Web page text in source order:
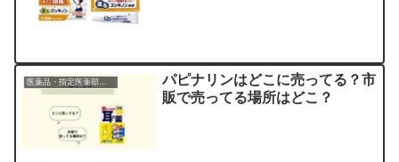
パピナリンはどこに売ってる？市
販で売ってる場所はどこ？